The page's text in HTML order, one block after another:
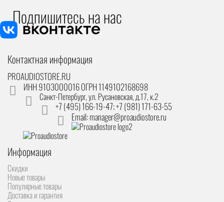
Подпишитесь на наc
Контактная информация
PROAUDIOSTORE.RU
ИНН 9103000016 ОГРН 1149102168698
Санкт-Петербург,ул. Русановская, д.17, к.2
+7 (495) 166-19-47; +7 (981) 171-63-55
Email: manager@proaudiostore.ru
Информация
Скидки
Новые товары
Популярные товары
Доставка и гарантия